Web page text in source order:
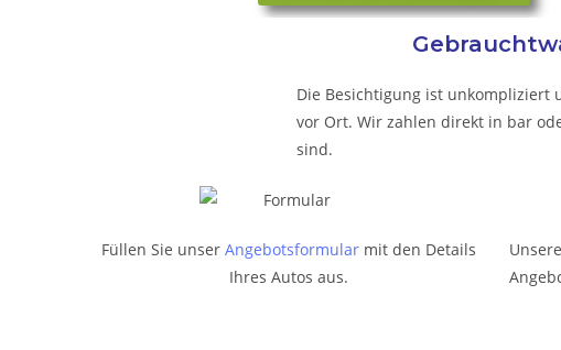
Die Besichtigung ist unkompliziert
vor Ort. Wir zahlen direkt in bar
sind.
Füllen Sie unser Angebotsformularmit den Details
Ihres Autos aus.